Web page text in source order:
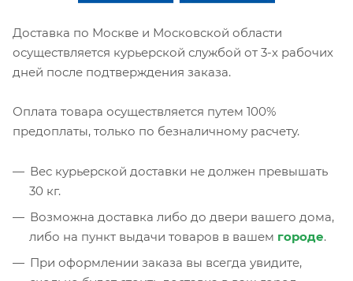
Доставка по Москве и Московской области
осуществляется курьерской службой от 3-х рабочих
дней после подтверждения заказа.
Оплата товара осуществляется путем 100%
предоплаты, только по безналичному расчету.
Вес курьерской доставки не должен превышать
30 кг.
Возможна доставка либо до двери вашего дома,
либо на пункт выдачи товаров в вашем городе.
При оформлении заказа вы всегда увидите,